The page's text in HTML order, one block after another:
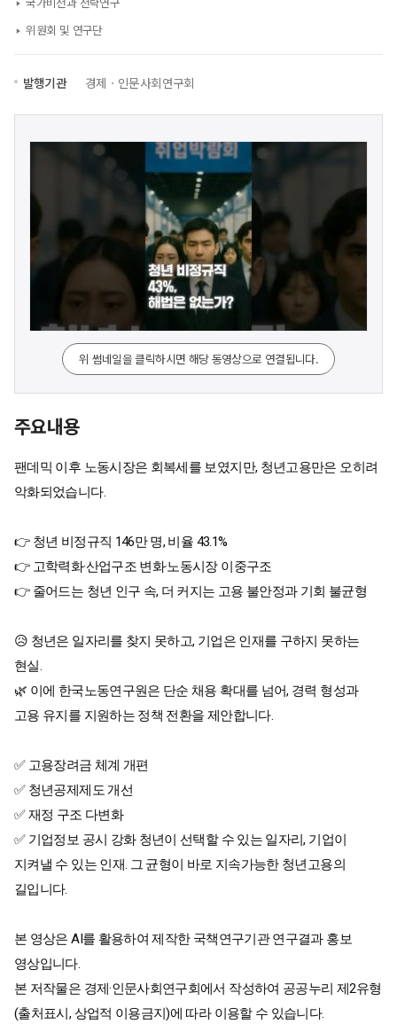
위원회 및 연구단
발행기관 경제ㆍ인문사회연구회
위 썸네일을 클릭하시면 해당 동영상으로 연결됩니다.
주요내용
팬데믹 이후 노동시장은 회복세를 보였지만, 청년고용만은 오히려
악화되었습니다.
👉 청년 비정규직 146만 명, 비율 43.1%
👉 고학력화·산업구조 변화·노동시장 이중구조
👉 줄어드는 청년 인구 속, 더 커지는 고용 불안정과 기회 불균형
😥 청년은 일자리를 찾지 못하고, 기업은 인재를 구하지 못하는
현실.
🌿 이에 한국노동연구원은 단순 채용 확대를 넘어, 경력 형성과
고용 유지를 지원하는 정책 전환을 제안합니다.
✅ 고용장려금 체계 개편
✅ 청년공제제도 개선
✅ 재정 구조 다변화
✅ 기업정보 공시 강화 청년이 선택할 수 있는 일자리, 기업이
지켜낼 수 있는 인재. 그 균형이 바로 지속가능한 청년고용의
길입니다.
본 영상은 AI를 활용하여 제작한 국책연구기관 연구결과 홍보
영상입니다.
본 저작물은 경제·인문사회연구회에서 작성하여 공공누리 제2유형
(출처표시, 상업적 이용금지)에 따라 이용할 수 있습니다.